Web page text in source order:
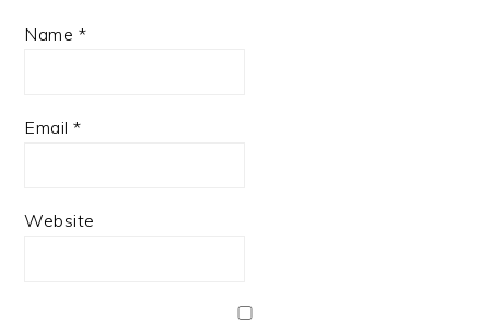
Name *
Email*
Website